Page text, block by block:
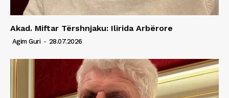
Akad. Miftar Tërshnjaku: Ilirida Arbërore
Agim Guri - 28.07.2026